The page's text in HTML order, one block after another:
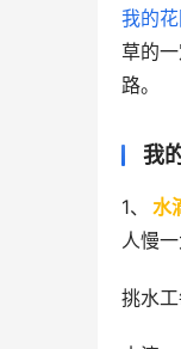
我的
草的
路。
我
1、 水
人慢一
挑水